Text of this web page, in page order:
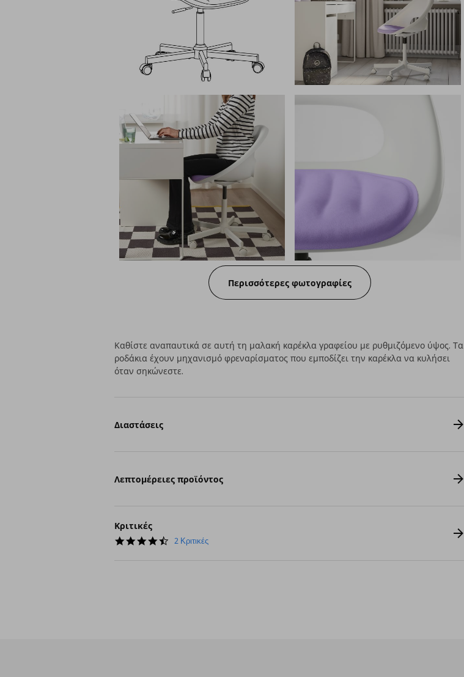
Περισσότερες φωτογραφίες
Καθίστε αναπαυτικά σε αυτή τη μαλακή καρέκλα γραφείου με ρυθμιζόμενο ύψος. Τα
ροδάκια έχουν μηχανισμό φρεναρίσματος που εμποδίζει την καρέκλα να κυλήσει
όταν σηκώνεστε.
Διαστάσεις
Λεπτομέρειες προϊόντος
Κριτικές
4.5
2 Κριτικές